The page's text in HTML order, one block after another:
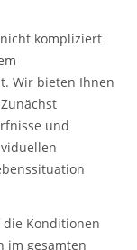
kompliziert
Wir bieten Ihnen
und
Konditionen
im gesamten